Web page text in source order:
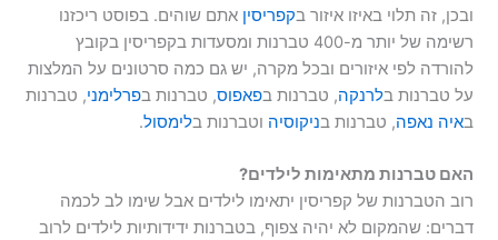
ובכן, זה תלוי באיזו איזור בקפריסין אתם שוהים. בפוסט ריכזנו
רשימה של יותר מ-400 טברנות ומסעדות בקפריסין בקובץ
להורדה לפי איזורים ובכל מקרה, יש גם כמה סרטונים על המלצות
על טברנות בלרנקה, טברנות בפאפוס, טברנות בפרלימני, טברנות
באיה נאפה, טברנות בניקוסיה וטברנות בלימסול.
האם טברנות מתאימות לילדים?
רוב הטברנות של קפריסין יתאימו לילדים אבל שימו לב לכמה
דברים: שהמקום לא יהיה צפוף, בטברנות ידידותיות לילדים לרוב